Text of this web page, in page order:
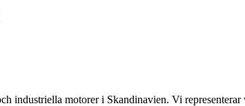
industriella motorer i Skandinavien. Vi